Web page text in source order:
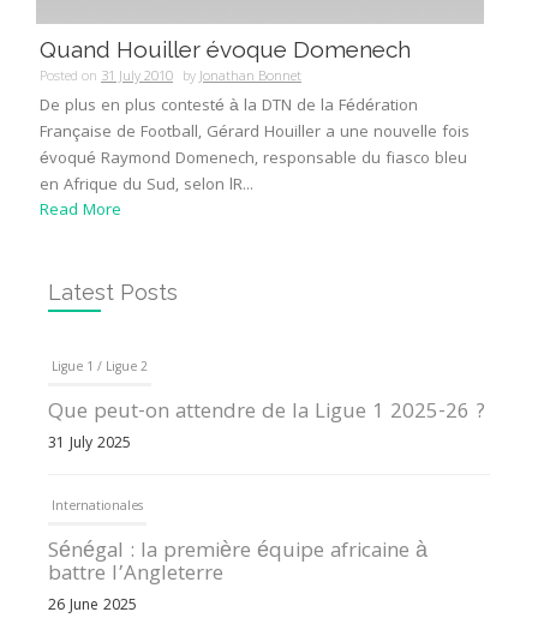
Quand Houiller évoque Domenech
Posted on 31 July 2010 byJonathan Bonnet
De plus en plus contesté à la DTN de la Fédération
Française de Football, Gérard Houiller a une nouvelle fois
évoqué Raymond Domenech, responsable du fiasco bleu
en Afrique du Sud, selon lR...
Read More
Latest Posts
Ligue 1 / Ligue 2
Que peut-on attendre de la Ligue 1 2025-26 ?
31 July 2025
Internationales
Sénégal : la première équipe africaine à
battre l’Angleterre
26 June 2025